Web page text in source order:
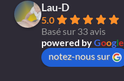
Lau-D
5.0
Basé sur 33 avis
powered byGoogle
notez-nous sur